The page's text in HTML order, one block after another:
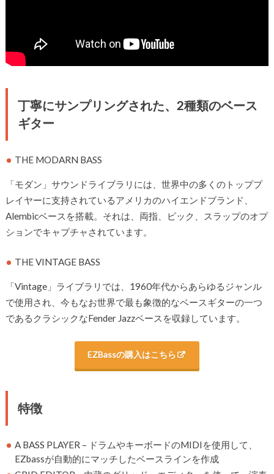
丁寧にサンプリングされた、2種類のベース
ギター
THE MODARN BASS
「モダン」サウンドライブラリには、世界中の多くのトッププ
レイヤーに支持されているアメリカのハイエンドブランド、
Alembicベースを搭載。それは、両指、ピック、スラップのオプ
ションでキャプチャされています。
THE VINTAGE BASS
「Vintage」ライブラリでは、1960年代からあらゆるジャンル
で使用され、今もなお世界で最も象徴的なベースギターの一つ
であるクラシックなFender Jazzベースを収録しています。
EZBassの購入はこちら
特徴
A BASS PLAYER – ドラムやキーボードのMIDIを使用して、
EZbassが自動的にマッチしたベースラインを作成